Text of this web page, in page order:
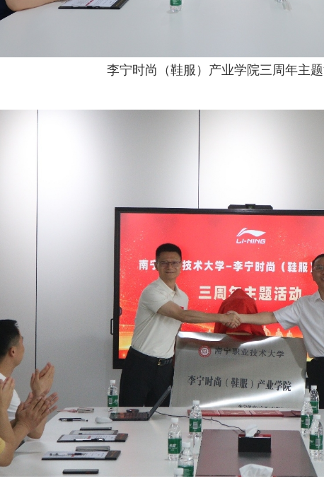
李宁时尚（鞋服）产业学院三周年主